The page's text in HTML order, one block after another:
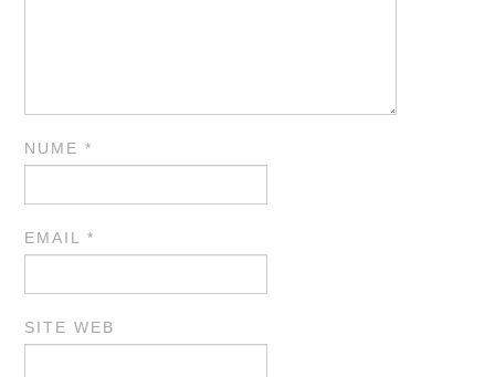
NUME*
EMAIL*
SITE WEB